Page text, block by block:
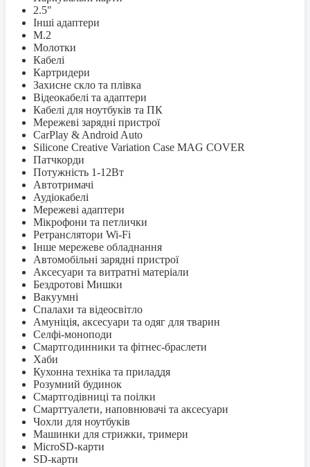
2.5"
Інші адаптери
M.2
Молотки
Кабелі
Картридери
Захисне скло та плівка
Відеокабелі та адаптери
Кабелі для ноутбуків та ПК
Мережеві зарядні пристрої
CarPlay & Android Auto
Silicone Creative Variation Case MAG COVER
Патчкорди
Потужність 1-12Вт
Автотримачі
Аудіокабелі
Мережеві адаптери
Мікрофони та петлички
Ретранслятори Wi-Fi
Інше мережеве обладнання
Автомобільні зарядні пристрої
Аксесуари та витратні матеріали
Бездротові Мишки
Вакуумні
Спалахи та відеосвітло
Амуніція, аксесуари та одяг для тварин
Селфi-моноподи
Смартгодинники та фітнес-браслети
Хаби
Кухонна техніка та приладдя
Розумний будинок
Смартгодівниці та поілки
Смарттуалети, наповнювачі та аксесуари
Чохли для ноутбуків
Машинки для стрижки, тримери
MicroSD-карти
SD-карти